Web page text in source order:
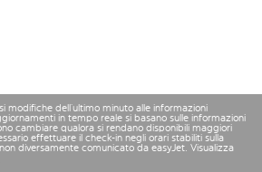
modifiche dell’ultimo minuto alle informazioni
in tempo reale si basano sulle informazioni
cambiare qualora si rendano disponibili maggiori
effettuare il check-in negli orari stabiliti sulla
diversamente comunicato da easyJet. Visualizza